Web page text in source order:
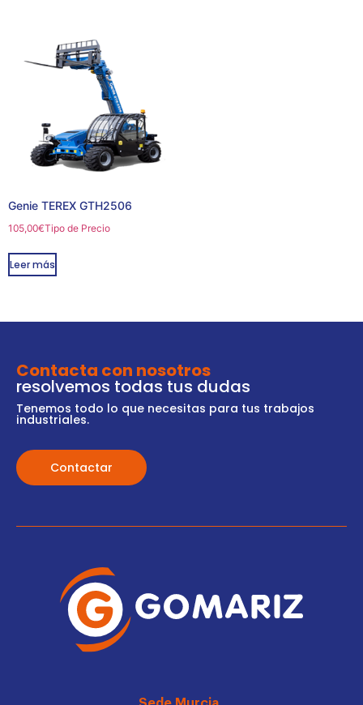
Genie TEREX GTH2506
105,00€Tipo de Precio
Leer más
Contacta con nosotros
resolvemos todas tus dudas
Tenemos todo lo que necesitas para tus trabajos
industriales.
Contactar